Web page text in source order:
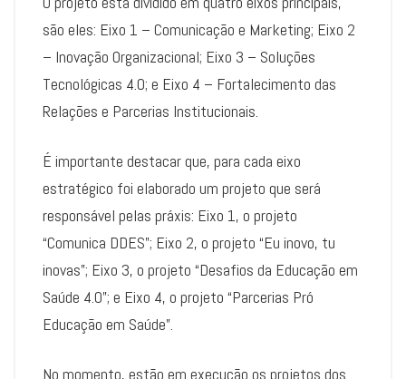
são eles: Eixo 1 – Comunicação e Marketing; Eixo 2
– Inovação Organizacional; Eixo 3 – Soluções
Tecnológicas 4.0; e Eixo 4 – Fortalecimento das
Relações e Parcerias Institucionais.
É importante destacar que, para cada eixo
estratégico foi elaborado um projeto que será
responsável pelas práxis: Eixo 1, o projeto
“Comunica DDES”; Eixo 2, o projeto “Eu inovo, tu
inovas”; Eixo 3, o projeto “Desafios da Educação em
Saúde 4.0”; e Eixo 4, o projeto “Parcerias Pró
Educação em Saúde”.
No momento, estão em execução os projetos dos